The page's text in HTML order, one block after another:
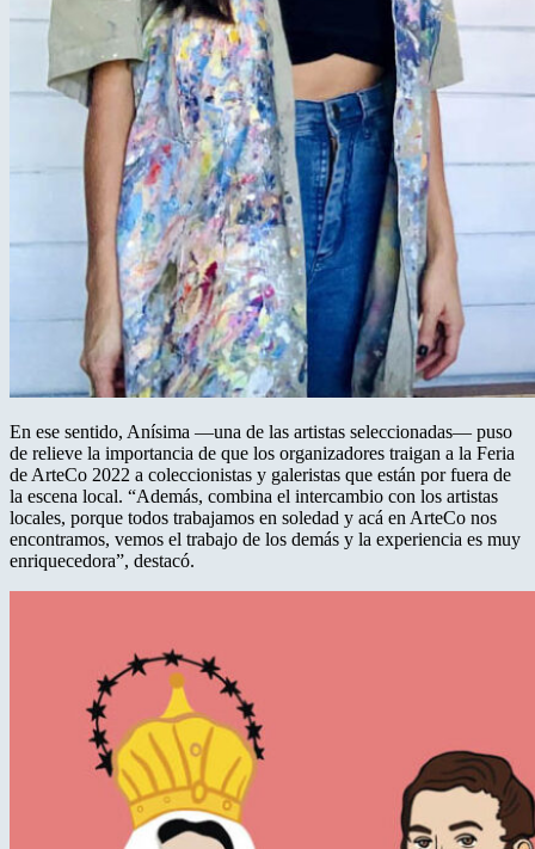
En ese sentido, Anísima —una de las artistas seleccionadas— puso
de relieve la importancia de que los organizadores traigan a la Feria
de ArteCo 2022 a coleccionistas y galeristas que están por fuera de
la escena local. “Además, combina el intercambio con los artistas
locales, porque todos trabajamos en soledad y acá en ArteCo nos
encontramos, vemos el trabajo de los demás y la experiencia es muy
enriquecedora”, destacó.